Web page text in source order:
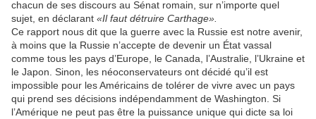
chacun de ses discours au Sénat romain, sur n’importe quel
sujet, en déclarant «Il faut détruire Carthage».
Ce rapport nous dit que la guerre avec la Russie est notre avenir,
à moins que la Russie n’accepte de devenir un État vassal
comme tous les pays d’Europe, le Canada, l’Australie, l’Ukraine et
le Japon. Sinon, les néoconservateurs ont décidé qu’il est
impossible pour les Américains de tolérer de vivre avec un pays
qui prend ses décisions indépendamment de Washington. Si
l’Amérique ne peut pas être la puissance unique qui dicte sa loi